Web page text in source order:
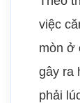
việc
mòn ở
gây ra
phải